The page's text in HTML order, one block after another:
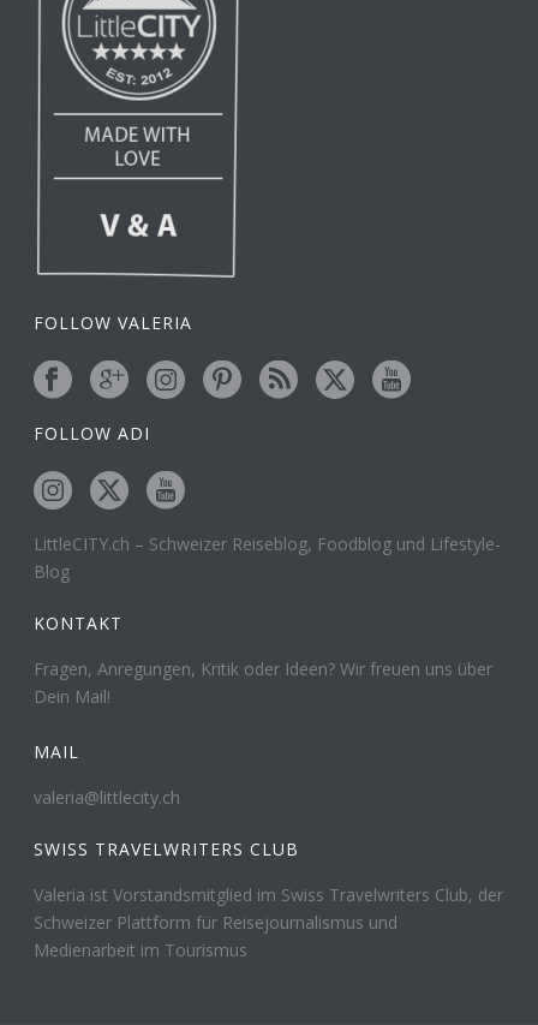
FOLLOW VALERIA
FOLLOW ADI
LittleCITY.ch – Schweizer Reiseblog, Foodblog und Lifestyle-
Blog
KONTAKT
Fragen, Anregungen, Kritik oder Ideen? Wir freuen uns über
Dein Mail!
MAIL
valeria@littlecity.ch
SWISS TRAVELWRITERS CLUB
Valeria ist Vorstandsmitglied im Swiss Travelwriters Club, der
Schweizer Plattform für Reisejournalismus und
Medienarbeit im Tourismus